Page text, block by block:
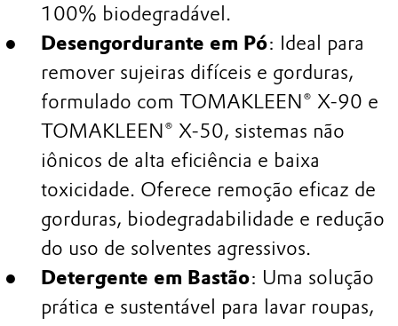
100% biodegradável.
Desengordurante em Pó: Ideal para
remover sujeiras difíceis e gorduras,
formulado com TOMAKLEEN® X-90 e
TOMAKLEEN® X-50, sistemas não
iônicos de alta eficiência e baixa
toxicidade. Oferece remoção eficaz de
gorduras, biodegradabilidade e redução
do uso de solventes agressivos.
Detergente em Bastão: Uma solução
prática e sustentável para lavar roupas,